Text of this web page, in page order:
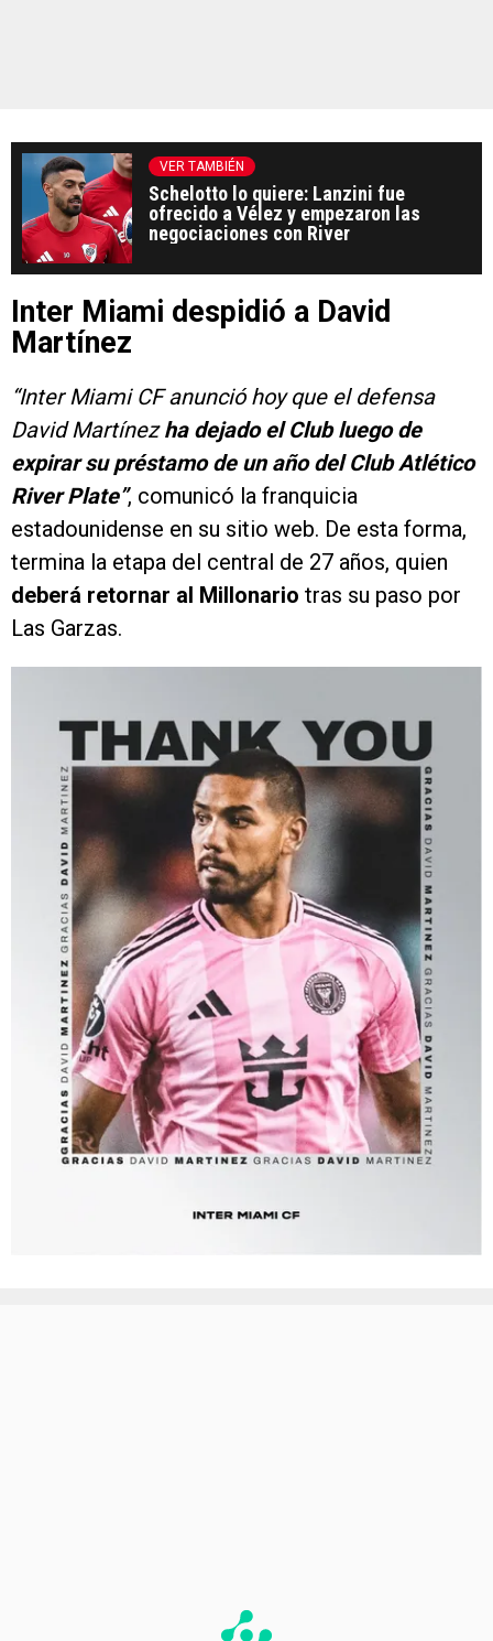
VER TAMBIÉN
Schelotto lo quiere: Lanzini fue
ofrecido a Vélez y empezaron las
negociaciones con River
Inter Miami despidió a David
Martínez
“Inter Miami CF anunció hoy que el defensa
David Martínezha dejado el Club luego de
expirar su préstamo de un año del Club Atlético
River Plate”, comunicó la franquicia
estadounidense en su sitio web. De esta forma,
termina la etapa del central de 27 años, quien
deberá retornar al Millonario tras su paso por
Las Garzas.